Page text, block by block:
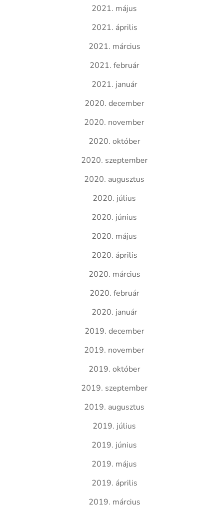
2021. május
2021. április
2021. március
2021. február
2021. január
2020. december
2020. november
2020. október
2020. szeptember
2020. augusztus
2020. július
2020. június
2020. május
2020. április
2020. március
2020. február
2020. január
2019. december
2019. november
2019. október
2019. szeptember
2019. augusztus
2019. július
2019. június
2019. május
2019. április
2019. március